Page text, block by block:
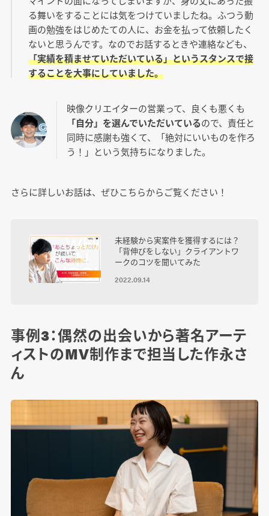
る舞いをすることには気をつけていましたね。ふつう動
画の勉強をはじめたての人に、お金を払って依頼したく
ないと思うんです。なのでお話するときや連絡なども、
「実績を積ませていただいている」というスタンスで接
することを大事にしていました。
映像クリエイターの営業って、良くも悪くも
「自分」を選んでいただいているので、責任と
同時に感謝も強くて、「絶対にいいものを作ろ
う！」という気持ちになりました。
さらに詳しいお話は、ぜひこちらからご覧ください！
未経験から実案件を獲得するには？
「背伸びをしない」クライアントワ
ークのコツを聞いてみた
2022.09.14
事例3：偶然の出会いから著名アーテ
ィストのMV制作まで担当した作永さ
ん